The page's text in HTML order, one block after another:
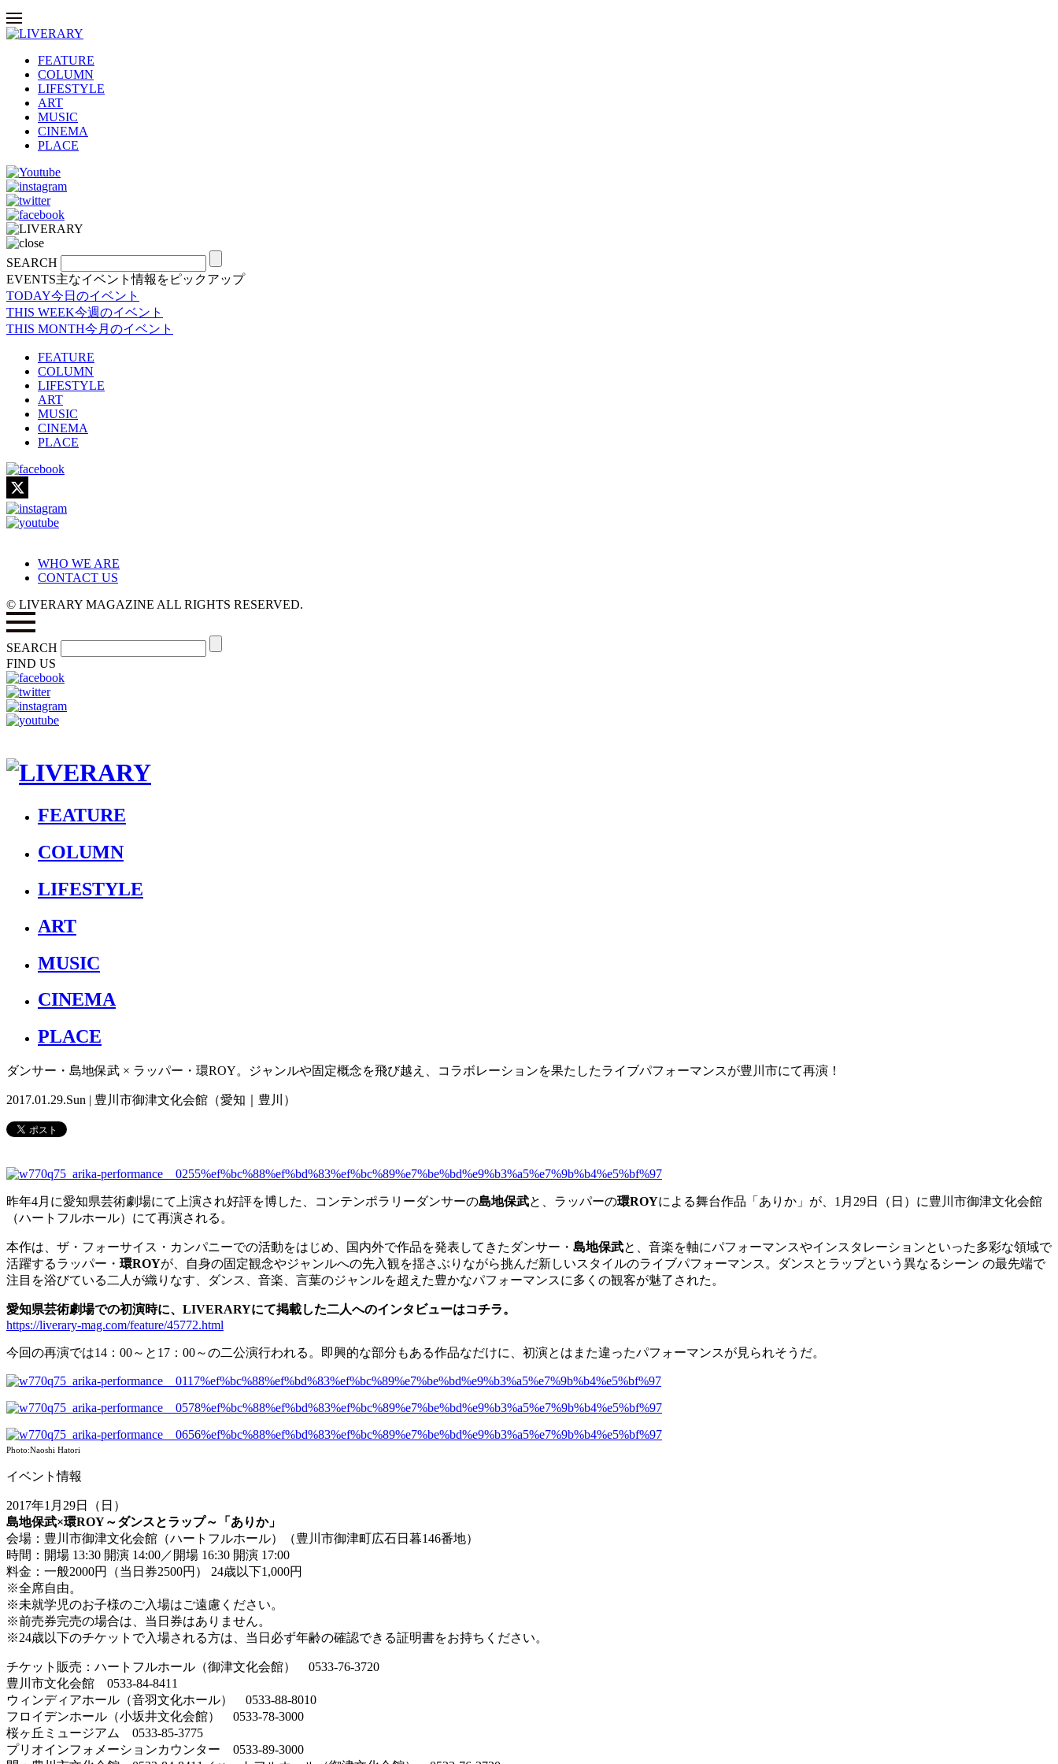
FEATURE
COLUMN
LIFESTYLE
ART
MUSIC
CINEMA
PLACE
SEARCH
EVENTS主なイベント情報をピックアップ
TODAY今日のイベント
THIS WEEK今週のイベント
THIS MONTH今月のイベント
FEATURE
COLUMN
LIFESTYLE
ART
MUSIC
CINEMA
PLACE
WHO WE ARE
CONTACT US
© LIVERARY MAGAZINE ALL RIGHTS RESERVED.
SEARCH
FIND US
FEATURE
COLUMN
LIFESTYLE
ART
MUSIC
CINEMA
PLACE
ダンサー・島地保武 × ラッパー・環ROY。ジャンルや固定概念を飛び越え、コラボレーションを果たしたライブパフォーマンスが豊川市にて再演！
2017.01.29.Sun | 豊川市御津文化会館（愛知｜豊川）
昨年4月に愛知県芸術劇場にて上演され好評を博した、コンテンポラリーダンサーの島地保武と、ラッパーの環ROYによる舞台作品「ありか」が、1月29日（日）に豊川市御津文化会館
（ハートフルホール）にて再演される。
本作は、ザ・フォーサイス・カンパニーでの活動をはじめ、国内外で作品を発表してきたダンサー・ 島地保武と、音楽を軸にパフォーマンスやインスタレーションといった多彩な領域で
活躍するラッパー・ 環ROYが、自身の固定観念やジャンルへの先入観を揺さぶりながら挑んだ新しいスタイルのライブパフォーマンス。ダンスとラップという異なるシーン の最先端で
注目を浴びている二人が織りなす、ダンス、音楽、言葉のジャンルを超えた豊かなパフォーマンスに多くの観客が魅了された。
愛知県芸術劇場での初演時に、LIVERARYにて掲載した二人へのインタビューはコチラ。
https://liverary-mag.com/feature/45772.html
今回の再演では14：00～と17：00～の二公演行われる。即興的な部分もある作品なだけに、初演とはまた違ったパフォーマンスが見られそうだ。
Photo:Naoshi Hatori
イベント情報
2017年1月29日（日）
島地保武×環ROY～ダンスとラップ～「ありか」
会場：豊川市御津文化会館（ハートフルホール）（豊川市御津町広石日暮146番地）
時間：開場 13:30 開演 14:00／開場 16:30 開演 17:00
料金：一般2000円（当日券2500円） 24歳以下1,000円
※全席自由。
※未就学児のお子様のご入場はご遠慮ください。
※前売券完売の場合は、当日券はありません。
※24歳以下のチケットで入場される方は、当日必ず年齢の確認できる証明書をお持ちください。
チケット販売：ハートフルホール（御津文化会館） 0533-76-3720
豊川市文化会館 0533-84-8411
ウィンディアホール（音羽文化ホール） 0533-88-8010
フロイデンホール（小坂井文化会館） 0533-78-3000
桜ヶ丘ミュージアム 0533-85-3775
プリオインフォメーションカウンター 0533-89-3000